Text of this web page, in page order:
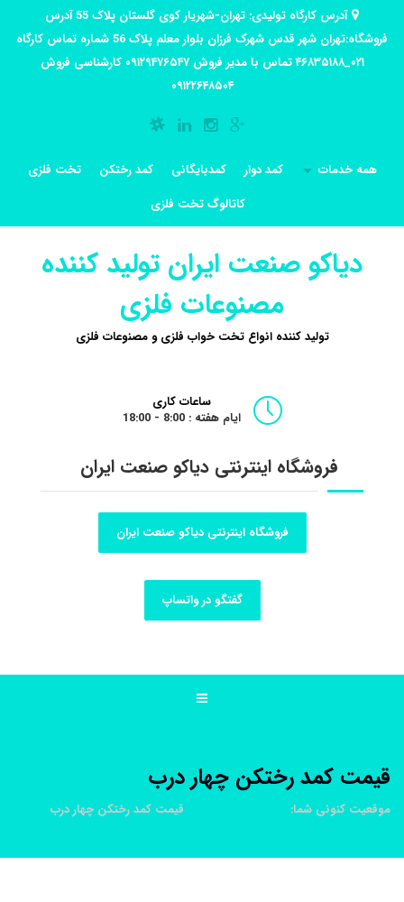
آدرس کارگاه تولیدی: تهران-شهریار کوی گلستان پلاک 55 آدرس
فروشگاه:تهران شهر قدس شهرک فرزان بلوار معلم پلاک 56 شماره تماس کارگاه
۰۲۱_۴۶۸۳۵۱۸۸ تماس با مدیر فروش ۰۹۱۲۹۴۷۶۵۴۷ کارشناسی فروش
۰۹۱۲۲۶۴۸۵۰۴
همه خدمات کمد دوار کمدبایگانی کمد رختکن
تخت فلزی
کاتالوگ تخت فلزی
دیاکو صنعت ایران تولید کننده
مصنوعات فلزی
تولید کننده انواع تخت خواب فلزی و مصنوعات فلزی
ساعات کاری
ایام هفته : 8:00 - 18:00
فروشگاه اینترنتی دیاکو صنعت ایران
فروشگاه اینترنتی دیاکو صنعت ایران
گفتگو در واتساپ
قیمت کمد رختکن چهار درب
موقعیت کنونی شما: قیمت کمد رختکن چهار درب